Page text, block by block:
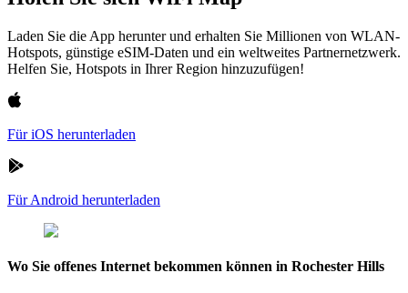
Laden Sie die App herunter und erhalten Sie Millionen von WLAN-
Hotspots, günstige eSIM-Daten und ein weltweites Partnernetzwerk.
Helfen Sie, Hotspots in Ihrer Region hinzuzufügen!
Für iOS herunterladen
Für Android herunterladen
Wo Sie offenes Internet bekommen können in Rochester Hills